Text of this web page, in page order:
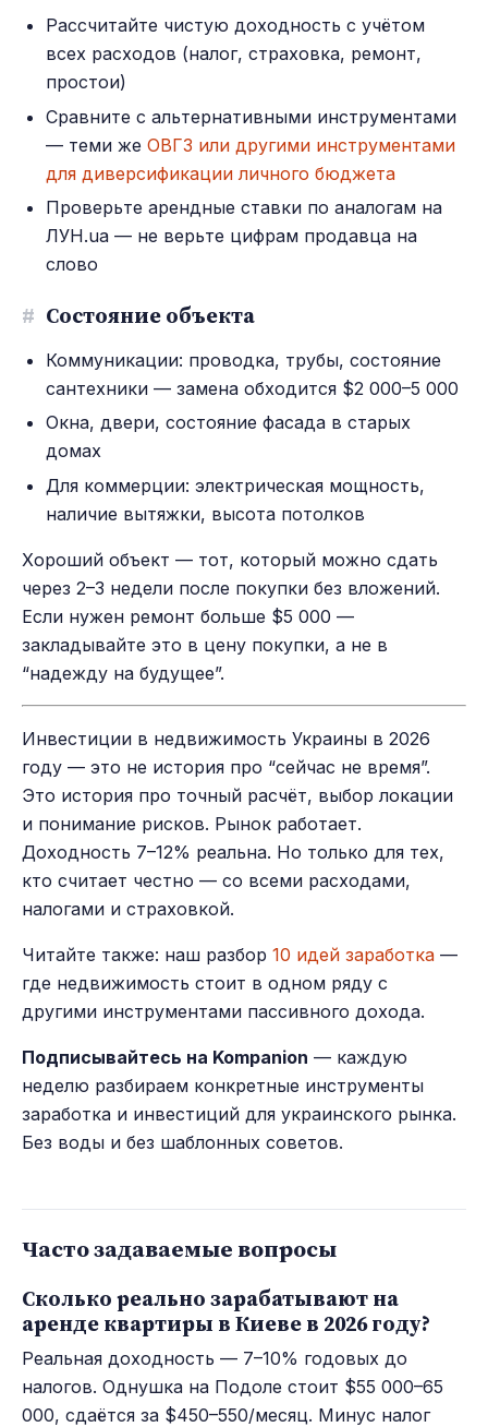
Рассчитайте чистую доходность с учётом
всех расходов (налог, страховка, ремонт,
простои)
Сравните с альтернативными инструментами
— теми жеОВГЗ или другими инструментами
для диверсификации личного бюджета
Проверьте арендные ставки по аналогам на
ЛУН.ua — не верьте цифрам продавца на
слово
# Состояние объекта
Коммуникации: проводка, трубы, состояние
сантехники — замена обходится $2 000–5 000
Окна, двери, состояние фасада в старых
домах
Для коммерции: электрическая мощность,
наличие вытяжки, высота потолков
Хороший объект — тот, который можно сдать
через 2–3 недели после покупки без вложений.
Если нужен ремонт больше $5 000 —
закладывайте это в цену покупки, а не в
“надежду на будущее”.
Инвестиции в недвижимость Украины в 2026
году — это не история про “сейчас не время”.
Это история про точный расчёт, выбор локации
и понимание рисков. Рынок работает.
Доходность 7–12% реальна. Но только для тех,
кто считает честно — со всеми расходами,
налогами и страховкой.
Читайте также: наш разбор 10 идей заработка —
где недвижимость стоит в одном ряду с
другими инструментами пассивного дохода.
Подписывайтесь на Kompanion — каждую
неделю разбираем конкретные инструменты
заработка и инвестиций для украинского рынка.
Без воды и без шаблонных советов.
Часто задаваемые вопросы
Сколько реально зарабатывают на
аренде квартиры в Киеве в 2026 году?
Реальная доходность — 7–10% годовых до
налогов. Однушка на Подоле стоит $55 000–65
000, сдаётся за $450–550/месяц. Минус налог